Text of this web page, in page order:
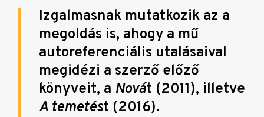
Izgalmasnak mutatkozik az a
megoldás is, ahogy a mű
autoreferenciális utalásaival
megidézi a szerző előző
könyveit, a Novát (2011), illetve
A temetést (2016).